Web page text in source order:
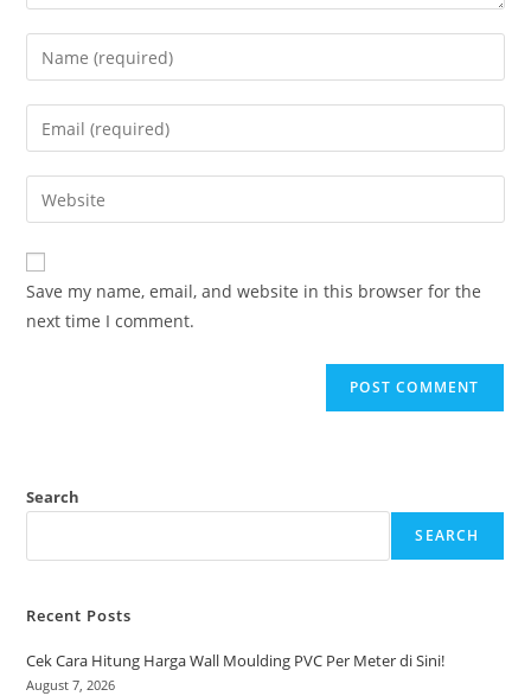
Enter
your
name
comment
Enter
your
email
address
comment
Enter
your
website
URL
(optional)
Save my name, email, and website in this browser for the
next time I comment.
Search
SEARCH
Recent Posts
Cek Cara Hitung Harga Wall Moulding PVC Per Meter di Sini!
August 7, 2026